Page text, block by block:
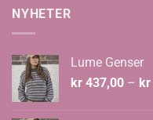
NYHETER
Lume Genser
kr 437,00 – kr